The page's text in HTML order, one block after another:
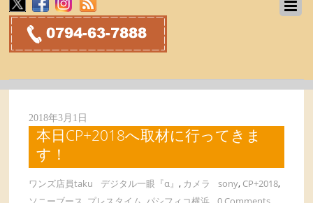
2018年3月1日
本日CP+2018へ取材に行ってきま
す！
ワンズ店員taku デジタル一眼『α』, カメラ sony, CP+2018,